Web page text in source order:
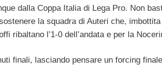
dalla Coppa Italia di Lega Pro. Non
la squadra di Auteri che,
ribaltano l’1-0 dell’andata e per la
finali, lasciando pensare un forcing